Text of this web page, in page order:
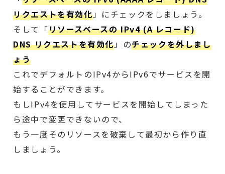
リクエストを有効化」にチェックをしましょう。
そして「リソースベースの IPv4 (A レコード)
DNS リクエストを有効化」のチェックを外しまし
ょう
これでデフォルトのIPv4からIPv6でサービスを開
始することができます。
もしIPv4を使用してサービスを開始してしまった
ら途中で変更できないので、
もう一度そのリソースを破棄して最初から作り直
しましょう。